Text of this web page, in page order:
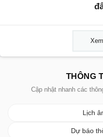
THÔNG
Cập nhật nhanh các
Lịch
Dự báo